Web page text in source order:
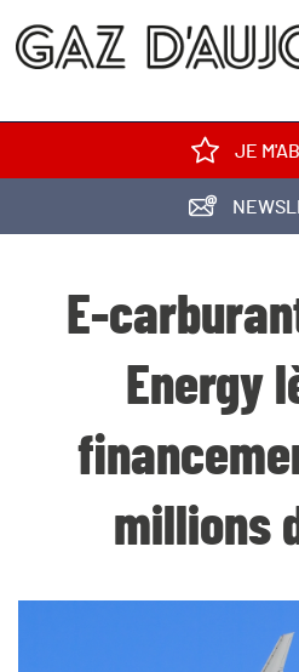
JE
E-
Energy
millions